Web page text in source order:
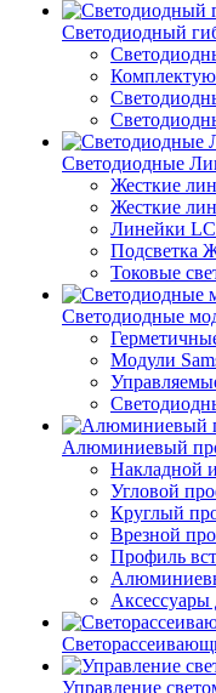
Светодиодный
Светодиодные
Жесткие
Жесткие
Линейки
Подсветка
Токовые
Светодиодные
Модули
Алюминиевый
Накладной
Угловой
Круглый
Врезной
Профиль
Аксессуары
Управление